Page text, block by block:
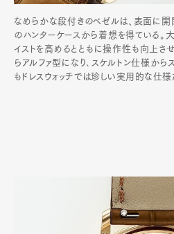
なめらかな段付きのベゼルは、表面に
のハンターケースから着想を得ている。
イストを高めるとともに操作性も向上さ
らアルファ型になり､スケルトン仕様から
もドレスウォッチでは珍しい実用的な仕様